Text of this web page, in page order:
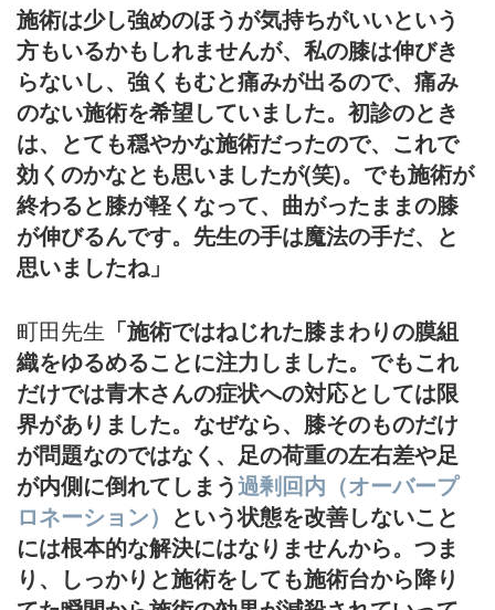
施術は少し強めのほうが気持ちがいいという
方もいるかもしれませんが、私の膝は伸びき
らないし、強くもむと痛みが出るので、痛み
のない施術を希望していました。初診のとき
は、とても穏やかな施術だったので、これで
効くのかなとも思いましたが(笑)。でも施術が
終わると膝が軽くなって、曲がったままの膝
が伸びるんです。先生の手は魔法の手だ、と
思いましたね」
町田先生 「施術ではねじれた膝まわりの膜組
織をゆるめることに注力しました。でもこれ
だけでは青木さんの症状への対応としては限
界がありました。なぜなら、膝そのものだけ
が問題なのではなく、足の荷重の左右差や足
が内側に倒れてしまう過剰回内（オーバープ
ロネーション） という状態を改善しないこと
には根本的な解決にはなりませんから。つま
り、しっかりと施術をしても施術台から降り